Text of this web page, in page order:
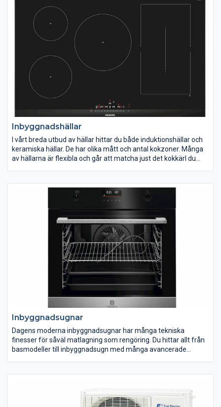
Inbyggnadshällar
I vårt breda utbud av hällar hittar du både induktionshällar och
keramiska hällar. De har olika mått och antal kokzoner. Många
av hällarna är flexibla och går att matcha just det kokkärl du
först veta hur stor din häll ska vara. I vårt sortiment hittar du
modeller med en bredd på från 51 cm upp till cirka 90 cm.
Inbyggnadsugnar
Dagens moderna inbyggnadsugnar har många tekniska
finesser för såväl matlagning som rengöring. Du hittar allt från
basmodeller till inbyggnadsugn med många avancerade